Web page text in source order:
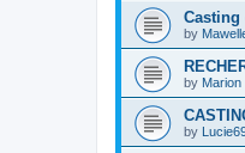
Casting
by
by Marion
by